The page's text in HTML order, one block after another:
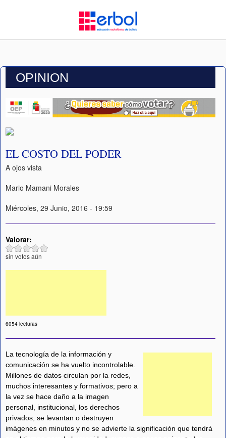
OPINION
EL COSTO DEL PODER
A ojos vista
Mario Mamani Morales
Miércoles, 29 Junio, 2016 - 19:59
Valorar:
sin votos aún
6054 lecturas
La tecnología de la información y
comunicación se ha vuelto incontrolable.
Millones de datos circulan por la redes,
muchos interesantes y formativos; pero a
la vez se hace daño a la imagen
personal, institucional, los derechos
privados; se levantan o destruyen
imágenes en minutos y no se advierte la significación que tendrá